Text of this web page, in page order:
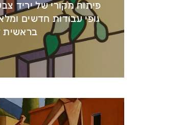
פיתוח מקורי של יריד
גופי עבודות חדשים
בראשית